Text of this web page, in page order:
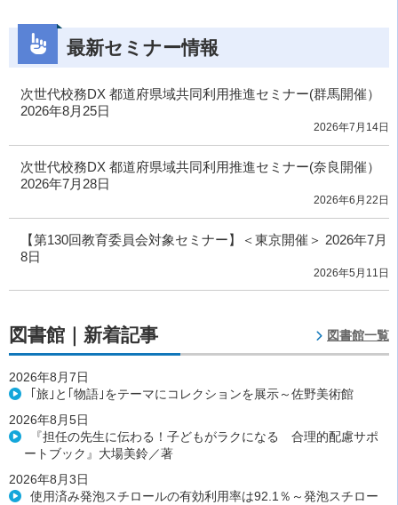
最新セミナー情報
次世代校務DX 都道府県域共同利用推進セミナー(群馬開催）
2026年8月25日
2026年7月14日
次世代校務DX 都道府県域共同利用推進セミナー(奈良開催）
2026年7月28日
2026年6月22日
【第130回教育委員会対象セミナー】＜東京開催＞ 2026年7月
8日
2026年5月11日
図書館｜新着記事 図書館一覧
2026年8月7日
｢旅｣と｢物語｣をテーマにコレクションを展示～佐野美術館
2026年8月5日
『担任の先生に伝わる！子どもがラクになる 合理的配慮サポ
ートブック』大場美鈴／著
2026年8月3日
使用済み発泡スチロールの有効利用率は92.1％～発泡スチロー